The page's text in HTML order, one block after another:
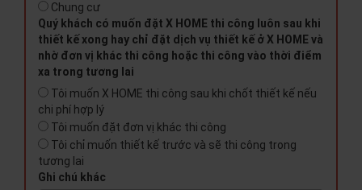
Chung cư
Quý khách có muốn đặt X HOME thi công luôn sau khi
thiết kế xong hay chỉ đặt dịch vụ thiết kế ở X HOME và
nhờ đơn vị khác thi công hoặc thi công vào thời điểm
xa trong tương lai
Tôi muốn X HOME thi công sau khi chốt thiết kế nếu
chi phí hợp lý
Tôi muốn đặt đơn vị khác thi công
Tôi chỉ muốn thiết kế trước và sẽ thi công trong
tương lai
Ghi chú khác